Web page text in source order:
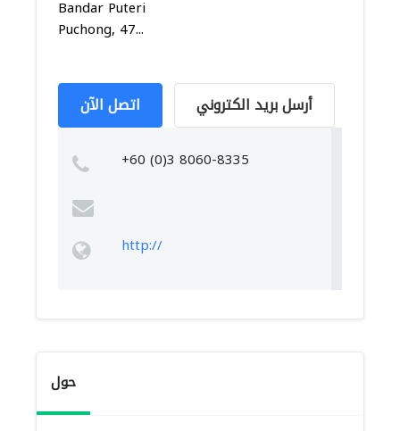
Bandar Puteri
Puchong, 47...
اتصل الآن أرسل بريد الكتروني
+60 (0)3 8060-8335
http://
حول